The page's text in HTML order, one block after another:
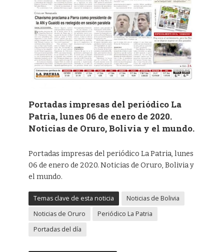
Portadas impresas del periódico La
Patria, lunes 06 de enero de 2020.
Noticias de Oruro, Bolivia y el mundo.
Portadas impresas del periódico La Patria, lunes
06 de enero de 2020. Noticias de Oruro, Bolivia y
el mundo.
Temas clave de esta noticia
Noticias de Bolivia
Noticias de Oruro
Periódico La Patria
Portadas del día